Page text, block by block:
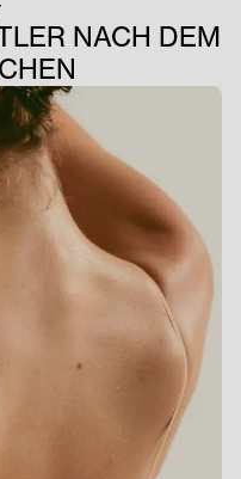
gesprochen wird.
NACH DEM